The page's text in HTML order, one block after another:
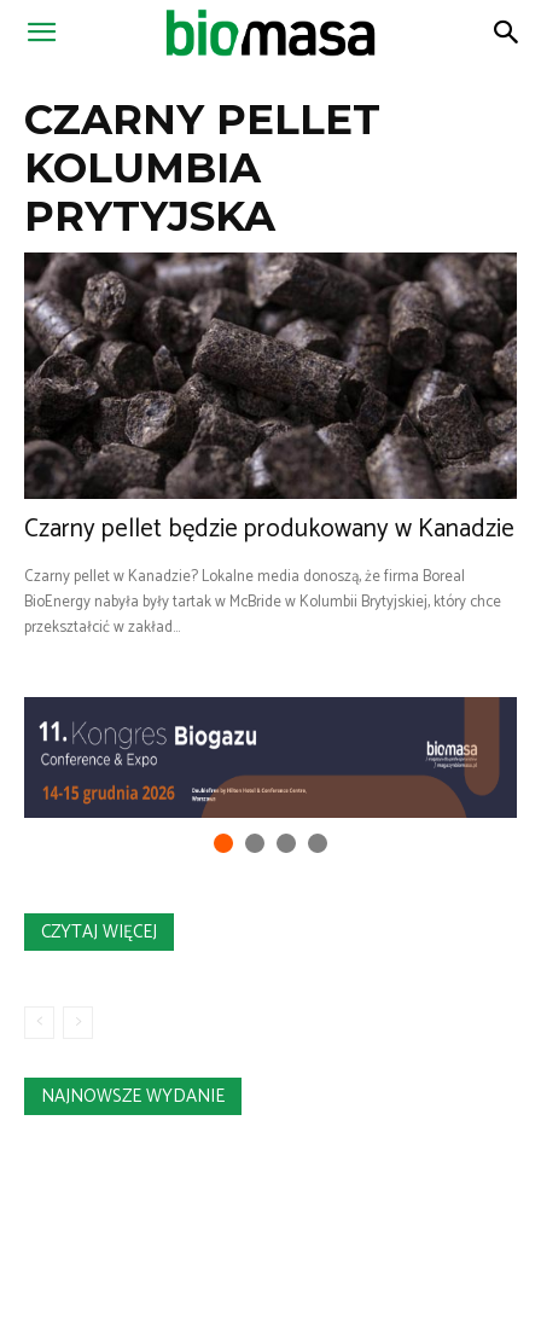
Magazyn
CZARNY PELLET
KOLUMBIA
PRYTYJSKA
Czarny pellet będzie produkowany w Kanadzie
Czarny pellet w Kanadzie? Lokalne media donoszą, że firma Boreal
BioEnergy nabyła były tartak w McBride w Kolumbii Brytyjskiej, który chce
przekształcić w zakład...
CZYTAJ WIĘCEJ
NAJNOWSZE WYDANIE